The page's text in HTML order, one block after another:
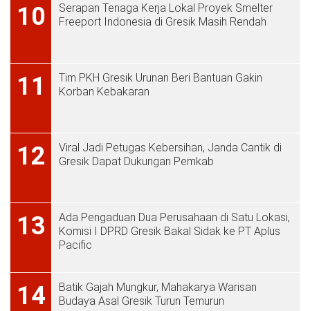
10
Serapan Tenaga Kerja Lokal Proyek Smelter
Freeport Indonesia di Gresik Masih Rendah
11
Tim PKH Gresik Urunan Beri Bantuan Gakin
Korban Kebakaran
12
Viral Jadi Petugas Kebersihan, Janda Cantik di
Gresik Dapat Dukungan Pemkab
13
Ada Pengaduan Dua Perusahaan di Satu Lokasi,
Komisi I DPRD Gresik Bakal Sidak ke PT Aplus
Pacific
14
Batik Gajah Mungkur, Mahakarya Warisan
Budaya Asal Gresik Turun Temurun